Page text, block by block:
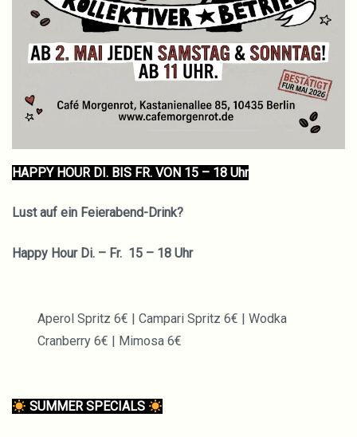
HAPPY HOUR DI. BIS FR. VON 15 – 18 Uhr
Lust auf ein Feierabend-Drink?
Happy Hour Di. – Fr. 15 – 18 Uhr
Aperol Spritz 6€ | Campari Spritz 6€ | Wodka
Cranberry 6€ | Mimosa 6€
SUMMER SPECIALS